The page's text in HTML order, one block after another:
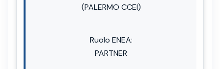
(PALERMO CCEI)
Ruolo ENEA:
PARTNER